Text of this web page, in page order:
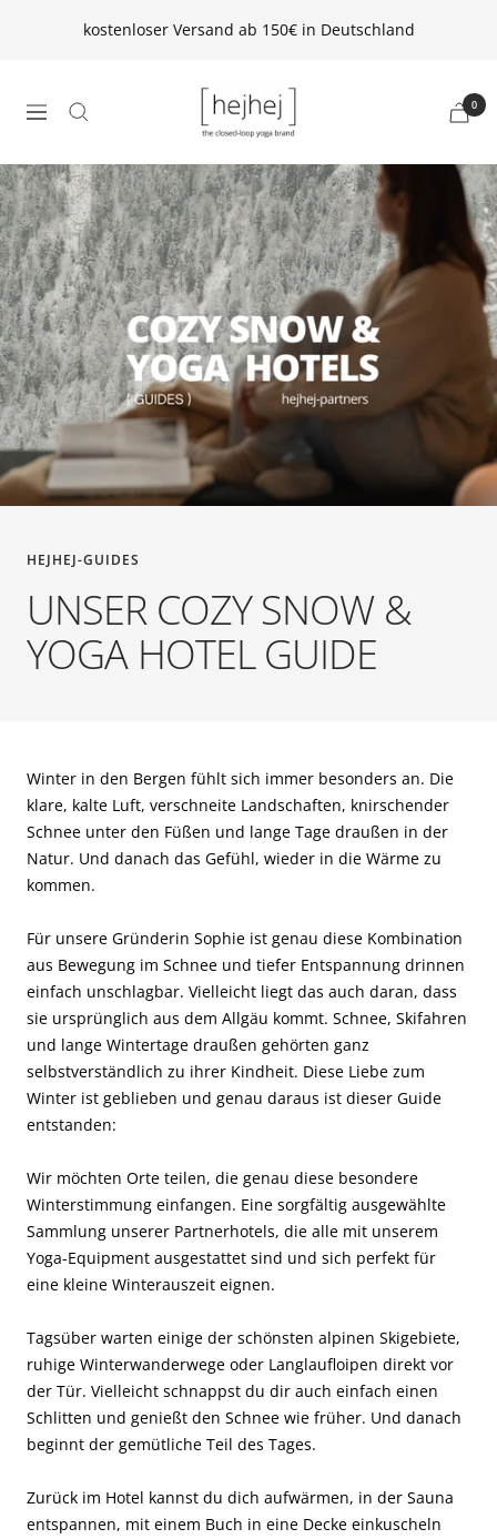
kostenloser Versand ab 150€ in Deutschland
Navigation
hejhej
GmbH
0
HEJHEJ-GUIDES
UNSER COZY SNOW &
YOGA HOTEL GUIDE
Winter in den Bergen fühlt sich immer besonders an. Die
klare, kalte Luft, verschneite Landschaften, knirschender
Schnee unter den Füßen und lange Tage draußen in der
Natur. Und danach das Gefühl, wieder in die Wärme zu
kommen.
Für unsere Gründerin Sophie ist genau diese Kombination
aus Bewegung im Schnee und tiefer Entspannung drinnen
einfach unschlagbar. Vielleicht liegt das auch daran, dass
sie ursprünglich aus dem Allgäu kommt. Schnee, Skifahren
und lange Wintertage draußen gehörten ganz
selbstverständlich zu ihrer Kindheit. Diese Liebe zum
Winter ist geblieben und genau daraus ist dieser Guide
entstanden:
Wir möchten Orte teilen, die genau diese besondere
Winterstimmung einfangen. Eine sorgfältig ausgewählte
Sammlung unserer Partnerhotels, die alle mit unserem
Yoga-Equipment ausgestattet sind und sich perfekt für
eine kleine Winterauszeit eignen.
Tagsüber warten einige der schönsten alpinen Skigebiete,
ruhige Winterwanderwege oder Langlaufloipen direkt vor
der Tür. Vielleicht schnappst du dir auch einfach einen
Schlitten und genießt den Schnee wie früher. Und danach
beginnt der gemütliche Teil des Tages.
Zurück im Hotel kannst du dich aufwärmen, in der Sauna
entspannen, mit einem Buch in eine Decke einkuscheln